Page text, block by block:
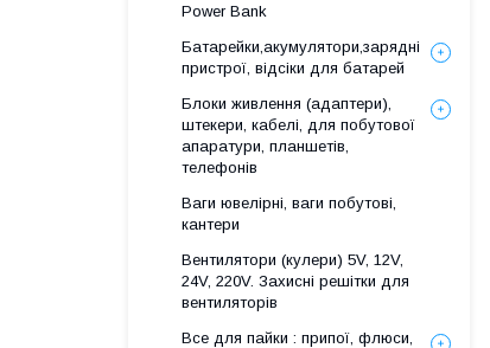
Power Bank
Батарейки,акумулятори,зарядні
пристрої, відсіки для батарей
Блоки живлення (адаптери),
штекери, кабелі, для побутової
апаратури, планшетів,
телефонів
Ваги ювелірні, ваги побутові,
кантери
Вентилятори (кулери) 5V, 12V,
24V, 220V. Захисні решітки для
вентиляторів
Все для пайки : припої, флюси,